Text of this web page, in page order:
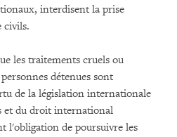
interdisent la prise
civils.
les traitements cruels ou
détenues sont
de la législation internationale
et du droit international
l'obligation de poursuivre les